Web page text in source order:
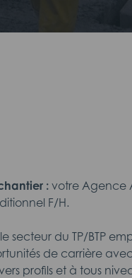
: votre Agence
F/H.
secteur du TP/BTP
de carrière
profils et à tous